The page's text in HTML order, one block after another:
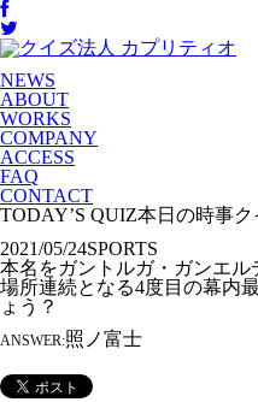
NEWS
ABOUT
WORKS
COMPANY
ACCESS
FAQ
CONTACT
TODAY’S QUIZ本日の時事ク
2021/05/24SPORTS
本名をガントルガ・ガンエ
場所連続となる4度目の幕内
ょう？
ANSWER:照ノ富士